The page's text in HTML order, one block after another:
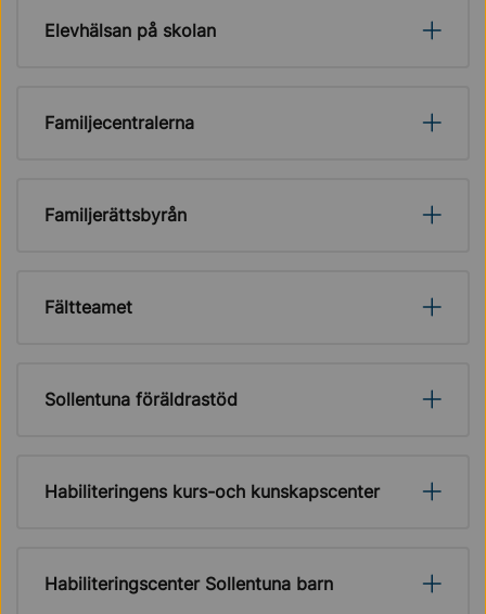
Elevhälsan på skolan
Familjecentralerna
Familjerättsbyrån
Fältteamet
Sollentuna föräldrastöd
Habiliteringens kurs-och kunskapscenter
Habiliteringscenter Sollentuna barn